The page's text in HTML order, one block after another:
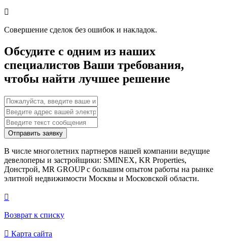

Совершение сделок без ошибок и накладок.
Обсудите с одним из наших
специалистов Ваши требования,
чтобы найти лучшее решение
Отправить заявку
В числе многолетних партнеров нашей компании ведущие
девелоперы и застройщики: SMINEX, KR Properties,
Донстрой, MR GROUP c большим опытом работы на рынке
элитной недвижимости Москвы и Московской области.

Возврат к списку
 Карта сайта